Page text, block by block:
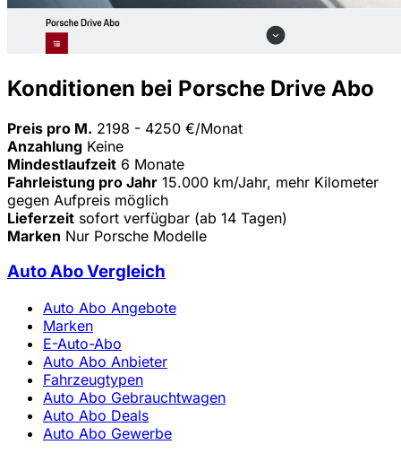
Konditionen bei Porsche Drive Abo
Preis pro M. 2198 - 4250 €/Monat
Anzahlung Keine
Mindestlaufzeit 6 Monate
Fahrleistung pro Jahr 15.000 km/Jahr, mehr Kilometer
gegen Aufpreis möglich
Lieferzeit sofort verfügbar (ab 14 Tagen)
Marken Nur Porsche Modelle
Auto Abo Vergleich
Auto Abo Angebote
Marken
E-Auto-Abo
Auto Abo Anbieter
Fahrzeugtypen
Auto Abo Gebrauchtwagen
Auto Abo Deals
Auto Abo Gewerbe